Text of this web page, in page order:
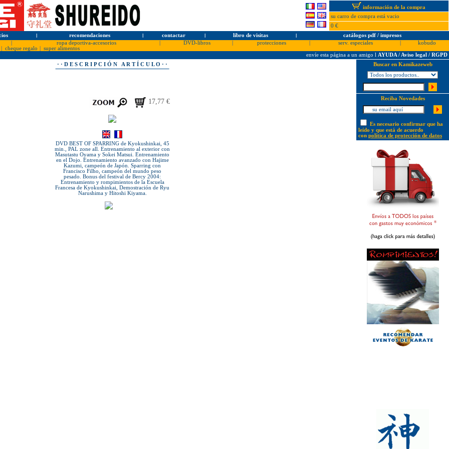
información de la compra
su carro de compra está vacio
0 €
l recomendaciones l contactar l libro de visitas l
catálogos pdf / impresos
ropa deportiva-accesorios DVD-libros protecciones serv. especiales
kobudo
cheque regalo
super alimentos
envíe esta página a un amigo l AYUDA / Aviso legal / RGPD
· · D E S C R I P C I Ó N A R T Í C U L O · ·
17,77 €
DVD BEST OF SPARRING de Kyokushinkai, 45
min., PAL zone all. Entrenamiento al exterior con
Masutastu Oyama y Sokei Matsui. Entrenamiento
en el Dojo. Entrenamiento avanzado con Hajime
Kazumi, campeón de Japón. Sparring con
Francisco Filho, campeón del mundo peso
pesado. Bonus del festival de Bercy 2004:
Entrenamiento y rompimientos de la Escuela
Francesa de Kyokushinkai, Demostración de Ryu
Narushima y Hitoshi Kiyama.
Buscar en Kamikazeweb
Reciba Novedades
Es necesario confirmar que ha
leído y que está de acuerdo
con política de protección de datos